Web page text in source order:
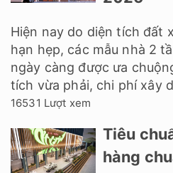
Hiện nay do diện tích đất
hạn hẹp, các mẫu nhà 2
ngày càng được ưa
tích vừa phải, chi phí xây
16531 Lượt xem
Tiêu
hàng